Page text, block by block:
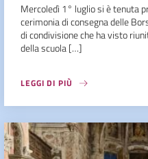
Mercoledì 1° luglio si è tenuta
cerimonia di consegna delle
di condivisione che ha visto
della scuola […]
LEGGI DI PIÙ